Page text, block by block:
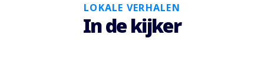
LOKALE VERHALEN
In de kijker